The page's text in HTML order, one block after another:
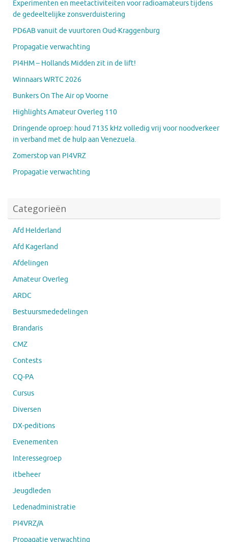
Experimenten en meetactiviteiten voor radioamateurs tijdens
de gedeeltelijke zonsverduistering
PD6AB vanuit de vuurtoren Oud-Kraggenburg
Propagatie verwachting
PI4HM – Hollands Midden zit in de lift!
Winnaars WRTC 2026
Bunkers On The Air op Voorne
Highlights Amateur Overleg 110
Dringende oproep: houd 7135 kHz volledig vrij voor noodverkeer
in verband met de hulp aan Venezuela.
Zomerstop van PI4VRZ
Propagatie verwachting
Categorieën
Afd Helderland
Afd Kagerland
Afdelingen
Amateur Overleg
ARDC
Bestuursmededelingen
Brandaris
CMZ
Contests
CQ-PA
Cursus
Diversen
DX-peditions
Evenementen
Interessegroep
itbeheer
Jeugdleden
Ledenadministratie
PI4VRZ/A
Propagatie verwachting